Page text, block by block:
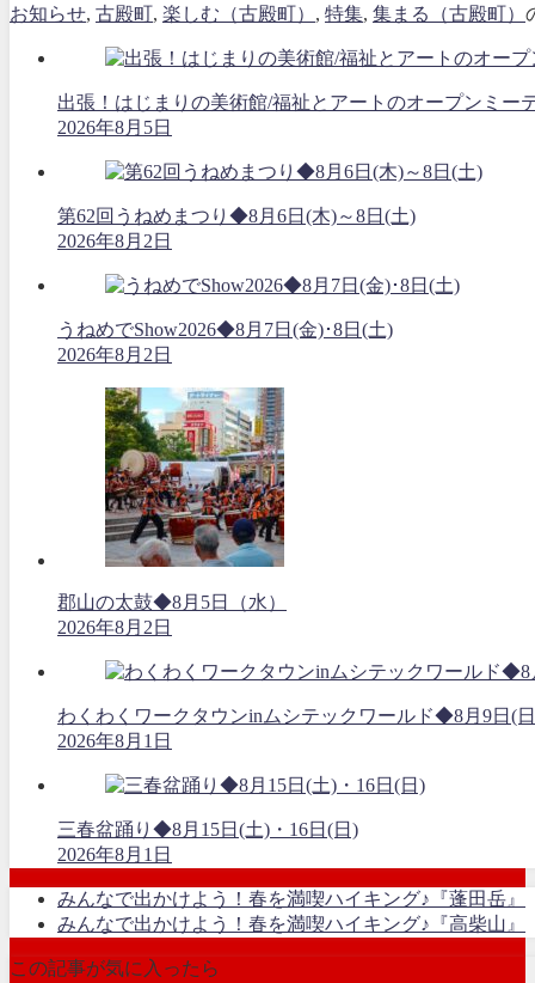
お知らせ, 古殿町, 楽しむ（古殿町） , 特集, 集まる（古殿町）
出張！はじまりの美術館/福祉とアートのオープンミー
2026年8月5日
第62回うねめまつり◆8月6日(木)～8日(土)
2026年8月2日
うねめでShow2026◆8月7日(金)･8日(土)
2026年8月2日
郡山の太鼓◆8月5日（水）
2026年8月2日
わくわくワークタウンinムシテックワールド◆8月9日(
2026年8月1日
三春盆踊り◆8月15日(土)・16日(日)
2026年8月1日
みんなで出かけよう！春を満喫ハイキング♪『蓬田岳』
みんなで出かけよう！春を満喫ハイキング♪『高柴山』
この記事が気に入ったら